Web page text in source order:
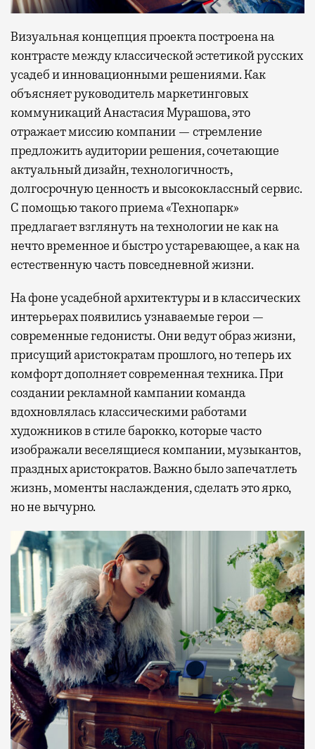
Визуальная концепция проекта построена на
контрасте между классической эстетикой русских
усадеб и инновационными решениями. Как
объясняет руководитель маркетинговых
коммуникаций Анастасия Мурашова, это
отражает миссию компании — стремление
предложить аудитории решения, сочетающие
актуальный дизайн, технологичность,
долгосрочную ценность и высококлассный сервис.
С помощью такого приема «Технопарк»
предлагает взглянуть на технологии не как на
нечто временное и быстро устаревающее, а как на
естественную часть повседневной жизни.
На фоне усадебной архитектуры и в классических
интерьерах появились узнаваемые герои —
современные гедонисты. Они ведут образ жизни,
присущий аристократам прошлого, но теперь их
комфорт дополняет современная техника. При
создании рекламной кампании команда
вдохновлялась классическими работами
художников в стиле барокко, которые часто
изображали веселящиеся компании, музыкантов,
праздных аристократов. Важно было запечатлеть
жизнь, моменты наслаждения, сделать это ярко,
но не вычурно.